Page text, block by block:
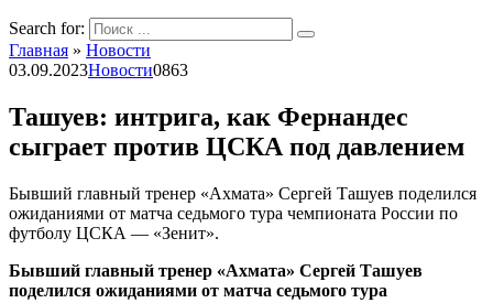
Search for:
Главная » Новости
03.09.2023Новости0863
Ташуев: интрига, как Фернандес
сыграет против ЦСКА под давлением
Бывший главный тренер «Ахмата» Сергей Ташуев поделился
ожиданиями от матча седьмого тура чемпионата России по
футболу ЦСКА — «Зенит».
Бывший главный тренер «Ахмата» Сергей Ташуев
поделился ожиданиями от матча седьмого тура